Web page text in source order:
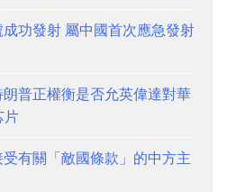
功發射 屬中國首次應急發射
普正權衡是否允英偉達對華
片
有關「敵國條款」的中方主